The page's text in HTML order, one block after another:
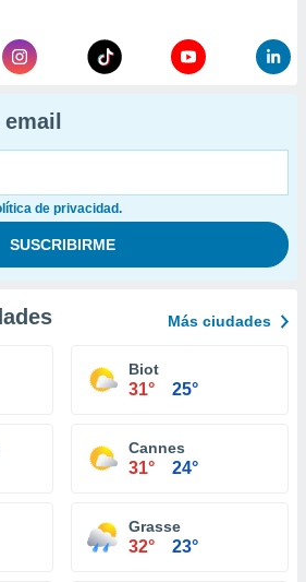
de privacidad.
Más ciudades
Biot
31° 25°
Cannes
31° 24°
Grasse
32° 23°